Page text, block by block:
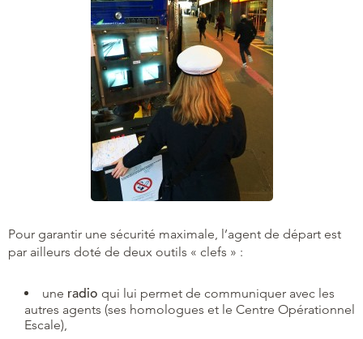
Pour garantir une sécurité maximale, l’agent de départ est
par ailleurs doté de deux outils « clefs » :
une radio qui lui permet de communiquer avec les
autres agents (ses homologues et le Centre Opérationnel
Escale),